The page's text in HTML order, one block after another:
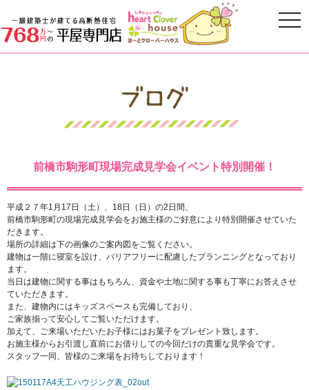
前橋市駒形町現場完成見学会イベント特別開催！
平成２７年1月17日（土）、18日（日）の2日間、
前橋市駒形町の現場完成見学会をお施主様のご好意により特別開催させていた
だきます。
場所の詳細は下の画像のご案内図をご覧ください。
建物は一階に寝室を設け、バリアフリーに配慮したプランニングとなっており
ます。
当日は建物に関する事はもちろん、資金や土地に関する事も丁寧にお答えさせ
ていただきます。
また、建物内にはキッズスペースも完備しており、
ご家族揃って安心してご覧いただけます。
加えて、ご来場いただいたお子様にはお菓子をプレゼント致します。
お施主様からお引渡し直前にお借りしての今回だけの貴重な見学会です。
スタッフ一同、皆様のご来場をお待ちしております！